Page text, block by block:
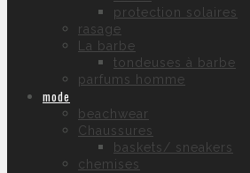
protection solaires
rasage
La barbe
tondeuses à barbe
parfums homme
mode
beachwear
Chaussures
baskets/ sneakers
chemises